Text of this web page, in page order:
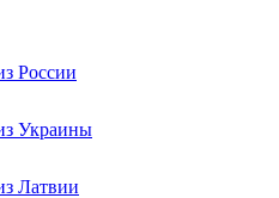
России
Украины
Латвии